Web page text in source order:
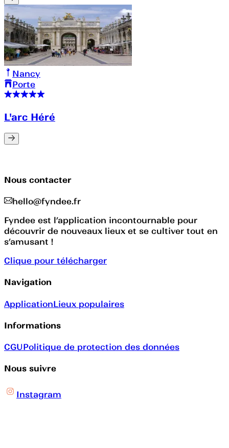
Nancy
Porte
L'arc Héré
Nous contacter
hello@fyndee.fr
Fyndee est l’application incontournable pour
découvrir de nouveaux lieux et se cultiver tout en
s’amusant !
Clique pour télécharger
Navigation
ApplicationLieux populaires
Informations
CGUPolitique de protection des données
Nous suivre
Instagram